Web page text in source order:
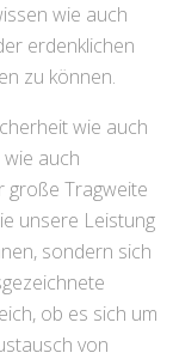
wie auch
erdenklichen
zu können.
wie auch
auch
große Tragweite
unsere Leistung
sondern sich
ob es sich um
von